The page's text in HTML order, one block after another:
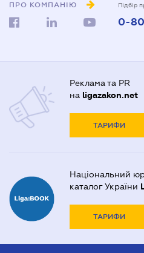
ПРО КОМПАНІЮ Підбір
0-
Реклама та PR
на ligazakon.net
ТАРИФИ
Національний
каталог України
ТАРИФИ